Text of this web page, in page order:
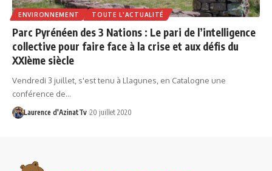
ENVIRONNEMENT TOUTE L'ACTUALITÉ
Parc Pyrénéen des 3 Nations : Le pari de l’intelligence
collective pour faire face à la crise et aux défis du
XXIème siècle
Vendredi 3 juillet, s'est tenu à Llagunes, en Catalogne une
conférence de…
Laurence d'AzinatTv 20 juillet 2020